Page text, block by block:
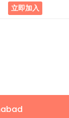
立即加入